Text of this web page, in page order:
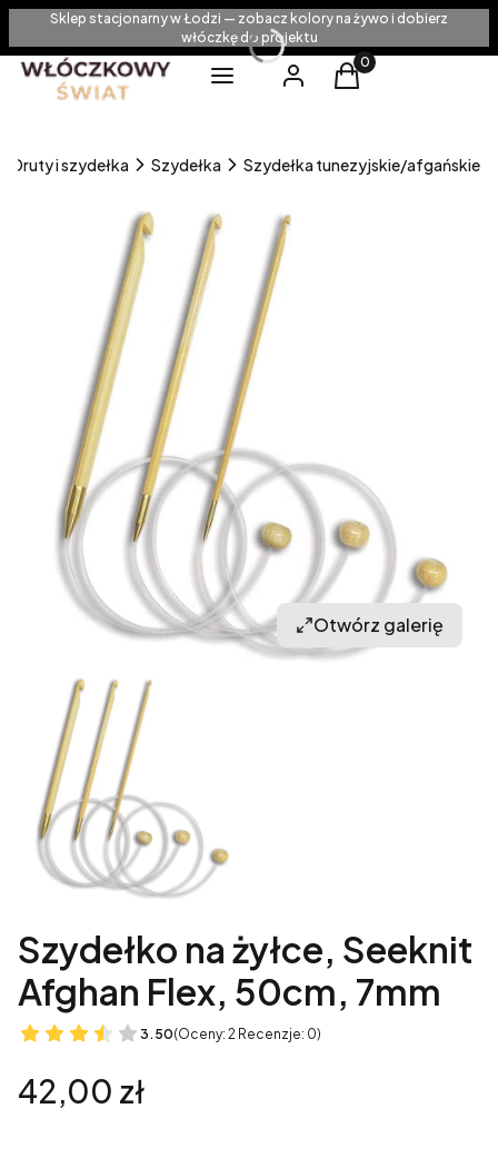
Sklep stacjonarny w Łodzi — zobacz kolory na żywo i dobierz
włóczkę do projektu
Menu
Zaloguj sięProdukty w
Koszyk
Druty i szydełka Szydełka Szydełka tunezyjskie/afgańskie
Otwórz galerię
Szydełko na żyłce, Seeknit
Afghan Flex, 50cm, 7mm
3.50(Oceny: 2 Recenzje: 0)
Cena
42,00 zł